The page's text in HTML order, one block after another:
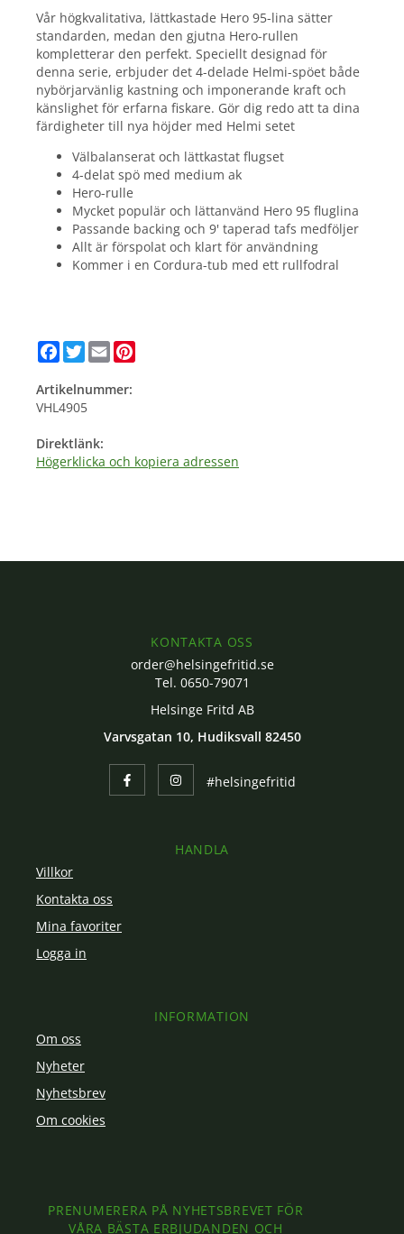
Vår högkvalitativa, lättkastade Hero 95-lina sätter
standarden, medan den gjutna Hero-rullen
kompletterar den perfekt. Speciellt designad för
denna serie, erbjuder det 4-delade Helmi-spöet både
nybörjarvänlig kastning och imponerande kraft och
känslighet för erfarna fiskare. Gör dig redo att ta dina
färdigheter till nya höjder med Helmi setet
Välbalanserat och lättkastat flugset
4-delat spö med medium ak
Hero-rulle
Mycket populär och lättanvänd Hero 95 fluglina
Passande backing och 9' taperad tafs medföljer
Allt är förspolat och klart för användning
Kommer i en Cordura-tub med ett rullfodral
Facebook
Twitter
Email
Artikelnummer:
VHL4905
Direktlänk:
Högerklicka och kopiera adressen
KONTAKTA OSS
order@helsingefritid.se
Tel. 0650-79071
Helsinge Fritd AB
Varvsgatan 10, Hudiksvall 82450
#helsingefritid
HANDLA
Villkor
Kontakta oss
Mina favoriter
Logga in
INFORMATION
Om oss
Nyheter
Nyhetsbrev
Om cookies
PRENUMERERA PÅ NYHETSBREVET FÖR
VÅRA BÄSTA ERBJUDANDEN OCH